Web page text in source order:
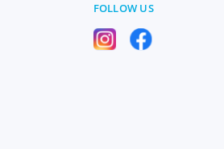
FOLLOW US